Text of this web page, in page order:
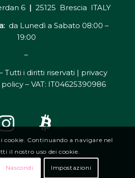
6 | 25125 Brescia ITALY
da Lunedì a Sabato 08:00 –
19:00
–
Tutti i diritti riservati | privacy
– VAT: IT04625390986
cookie. Continuando a navigare nel
il nostro uso dei cookie.
Nascondi Impostazioni